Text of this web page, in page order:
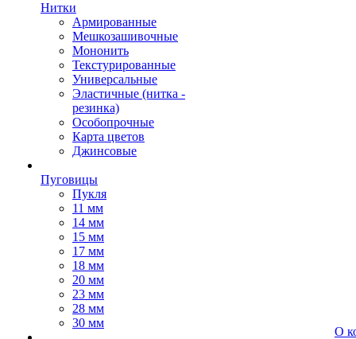
Нитки
Армированные
Мешкозашивочные
Мононить
Текстурированные
Универсальные
Эластичные (нитка -
резинка)
Особопрочные
Карта цветов
Джинсовые
Пуговицы
Пукля
11 мм
14 мм
15 мм
17 мм
18 мм
20 мм
23 мм
28 мм
30 мм
О